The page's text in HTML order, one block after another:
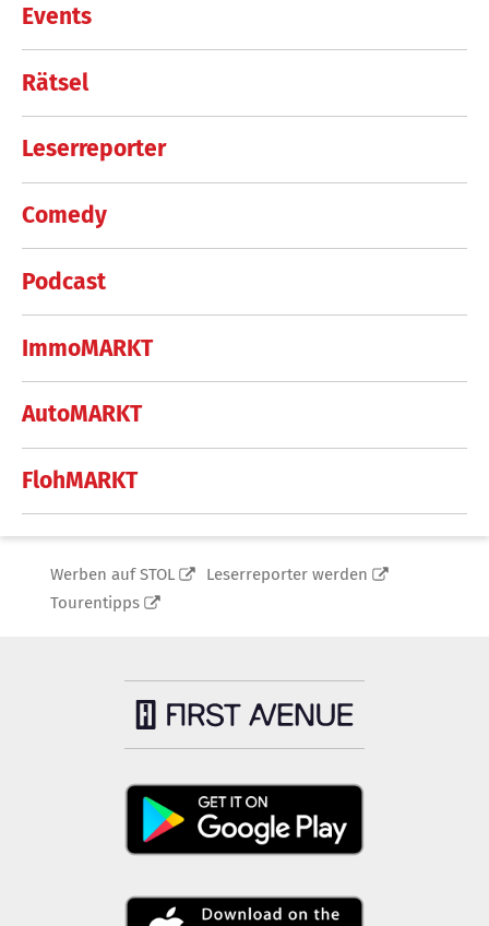
Events
Rätsel
Leserreporter
Comedy
Podcast
ImmoMARKT
AutoMARKT
FlohMARKT
Werben auf STOL
Leserreporter werden
Tourentipps